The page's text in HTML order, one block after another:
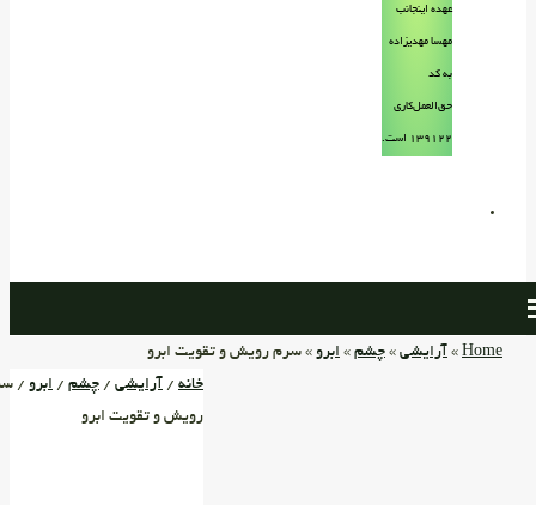
عهده اینجانب
مهسا مهدیزاده
به کد
حق‌العمل‌کاری
۱۳۹۱۲۲ است.
Home
» آرایشی » چشم » ابرو » سرم رویش و تقویت ابرو
خانه / آرایشی / چشم / ابرو /
رویش و تقویت ابرو